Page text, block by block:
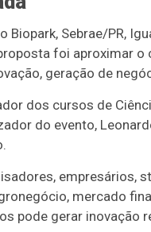
Sebrae/PR,
foi aproximar
geração de
dos cursos de
do evento,
mercado
pode gerar inovação